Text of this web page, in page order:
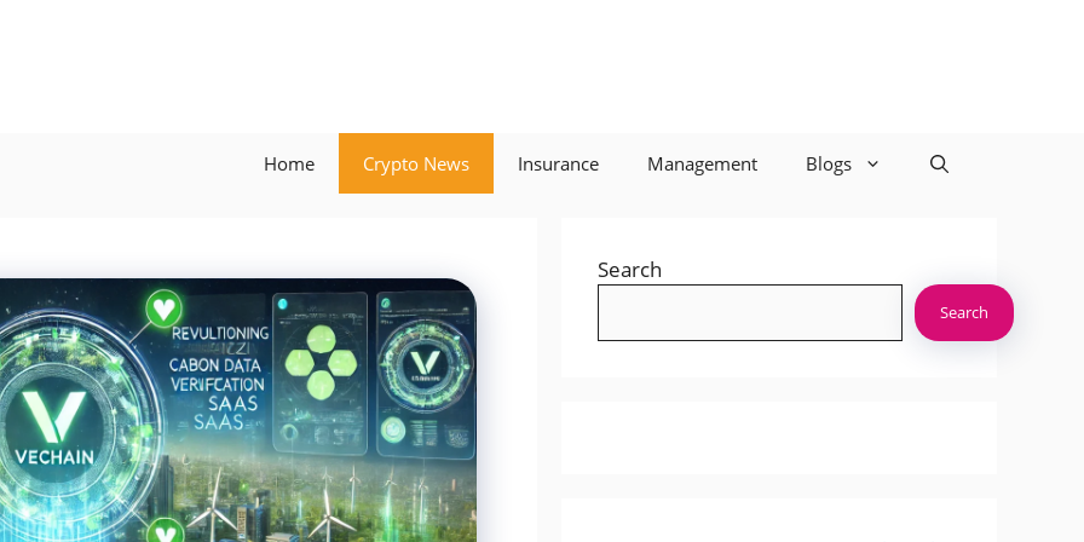
Home Crypto News Insurance Management Blogs
Search
Search